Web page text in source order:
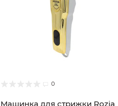
0
Машинка для стрижки Rozia